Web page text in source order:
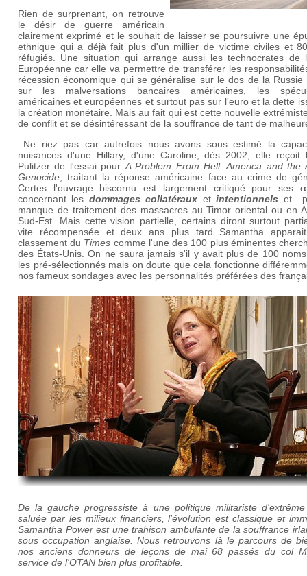
Rien de surprenant, on retrouve
le désir de guerre américain
clairement exprimé et le souhait de laisser se poursuivre une
ethnique qui a déjà fait plus d'un millier de victime civiles et
réfugiés. Une situation qui arrange aussi les technocrates de
Européenne car elle va permettre de transférer les
récession économique qui se généralise sur le dos de la Russie
sur les malversations bancaires américaines, les
américaines et européennes et surtout pas sur l'euro et la dette
la création monétaire. Mais au fait qui est cette nouvelle
de conflit et se désintéressant de la souffrance de tant de
Ne riez pas car autrefois nous avons sous estimé la
nuisances d'une Hillary, d'une Caroline, dès 2002, elle reçoit
Pulitzer de l'essai pour A Problem From Hell: America and the
Genocide , traitant la réponse américaine face au crime de
Certes l'ouvrage biscornu est largement critiqué pour ses
concernant les dommages collatéraux etintentionnels et
manque de traitement des massacres au Timor oriental ou en
Sud-Est. Mais cette vision partielle, certains diront surtout
vite récompensée et deux ans plus tard Samantha
classement du Times comme l'une des 100 plus éminentes
des États-Unis. On ne saura jamais s'il y avait plus de 100
les pré-sélectionnés mais on doute que cela fonctionne
nos fameux sondages avec les personnalités préférées des
De la gauche progressiste à une politique militariste
saluée par les milieux financiers, l'évolution est classique et
Samantha Power est une trahison ambulante de la souffrance
sous occupation anglaise. Nous retrouvons là le parcours de
nos anciens donneurs de leçons de mai 68 passés du col
service de l'OTAN bien plus profitable.